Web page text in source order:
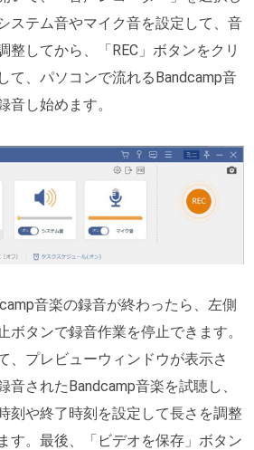
ステム音やマイク音を設定して、音
整してから、「REC」ボタンをクリ
て、パソコンで流れるBandcamp音
音し始めます。
音楽の録音が終わったら、左側
ボタンで録音作業を停止できます。
、プレビューウィンドウが表示さ
音されたBandcamp音楽を試聴し、
刻や終了時刻を設定して長さを調整
す。最後、「ビデオを保存」ボタン